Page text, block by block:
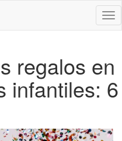
regalos en
infantiles: 6